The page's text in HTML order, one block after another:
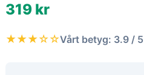
319 kr
★★★☆☆Vårt betyg: 3.9 / 5